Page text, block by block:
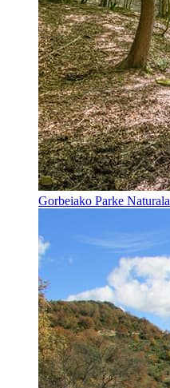
Gorbeiako Parke Naturala